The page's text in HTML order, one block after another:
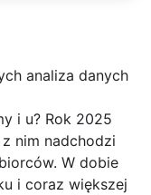
analiza danych
i u? Rok 2025
nim nadchodzi
W dobie
i coraz większej